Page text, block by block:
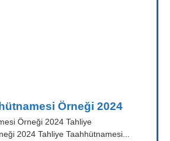
Örneği 2024
Örneği 2024 Tahliye
2024 Tahliye Taahhütnamesi...